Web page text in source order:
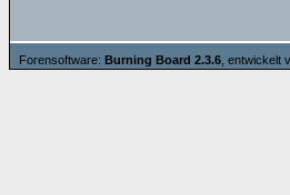
Forensoftware: Burning Board 2.3.6 , entwickelt